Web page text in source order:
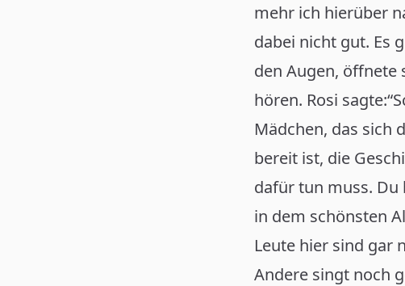
mehr ich hierüber
dabei nicht gut. Es
den Augen, öffnete
hören. Rosi
Mädchen, das sich
bereit ist, die
dafür tun muss. Du
in dem schönsten
Leute hier sind gar
Andere singt noch